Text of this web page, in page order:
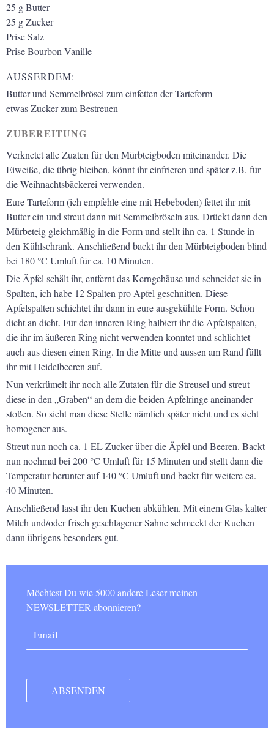
25 gButter
25 gZucker
Prise Salz
Prise Bourbon Vanille
AUSSERDEM:
Butter und Semmelbrösel zum einfetten der Tarteform
etwas Zucker zum Bestreuen
ZUBEREITUNG
Verknetet alle Zuaten für den Mürbteigboden miteinander. Die
Eiweiße, die übrig bleiben, könnt ihr einfrieren und später z.B. für
die Weihnachtsbäckerei verwenden.
Eure Tarteform (ich empfehle eine mit Hebeboden) fettet ihr mit
Butter ein und streut dann mit Semmelbröseln aus. Drückt dann den
Mürbeteig gleichmäßig in die Form und stellt ihn ca. 1 Stunde in
den Kühlschrank. Anschließend backt ihr den Mürbteigboden blind
bei 180 °C Umluft für ca. 10 Minuten.
Die Äpfel schält ihr, entfernt das Kerngehäuse und schneidet sie in
Spalten, ich habe 12 Spalten pro Apfel geschnitten. Diese
Apfelspalten schichtet ihr dann in eure ausgekühlte Form. Schön
dicht an dicht. Für den inneren Ring halbiert ihr die Apfelspalten,
die ihr im äußeren Ring nicht verwenden konntet und schlichtet
auch aus diesen einen Ring. In die Mitte und aussen am Rand füllt
ihr mit Heidelbeeren auf.
Nun verkrümelt ihr noch alle Zutaten für die Streusel und streut
diese in den „Graben“ an dem die beiden Apfelringe aneinander
stoßen. So sieht man diese Stelle nämlich später nicht und es sieht
homogener aus.
Streut nun noch ca. 1 EL Zucker über die Äpfel und Beeren. Backt
nun nochmal bei 200 °C Umluft für 15 Minuten und stellt dann die
Temperatur herunter auf 140 °C Umluft und backt für weitere ca.
40 Minuten.
Anschließend lasst ihr den Kuchen abkühlen. Mit einem Glas kalter
Milch und/oder frisch geschlagener Sahne schmeckt der Kuchen
dann übrigens besonders gut.
Möchtest Du wie 5000 andere Leser meinen
NEWSLETTER abonnieren?